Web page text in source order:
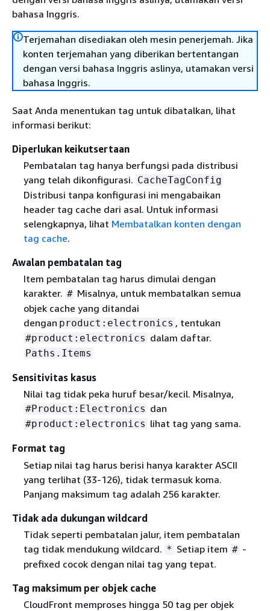
bahasa Inggris.
Terjemahan disediakan oleh mesin penerjemah. Jika
konten terjemahan yang diberikan bertentangan
dengan versi bahasa Inggris aslinya, utamakan versi
bahasa Inggris.
Saat Anda menentukan tag untuk dibatalkan, lihat
informasi berikut:
Diperlukan keikutsertaan
Pembatalan tag hanya berfungsi pada distribusi
yang telah dikonfigurasi. CacheTagConfig
Distribusi tanpa konfigurasi ini mengabaikan
header tag cache dari asal. Untuk informasi
selengkapnya, lihat Membatalkan konten dengan
tag cache.
Awalan pembatalan tag
Item pembatalan tag harus dimulai dengan
karakter. # Misalnya, untuk membatalkan semua
objek cache yang ditandai
dengan product:electronics , tentukan
#product:electronics dalam daftar.
Paths.Items
Sensitivitas kasus
Nilai tag tidak peka huruf besar/kecil. Misalnya,
#Product:Electronics dan
#product:electronics lihat tag yang sama.
Format tag
Setiap nilai tag harus berisi hanya karakter ASCII
yang terlihat (33-126), tidak termasuk koma.
Panjang maksimum tag adalah 256 karakter.
Tidak ada dukungan wildcard
Tidak seperti pembatalan jalur, item pembatalan
tag tidak mendukung wildcard. * Setiap item # -
prefixed cocok dengan nilai tag yang tepat.
Tag maksimum per objek cache
CloudFront memproses hingga 50 tag per objek